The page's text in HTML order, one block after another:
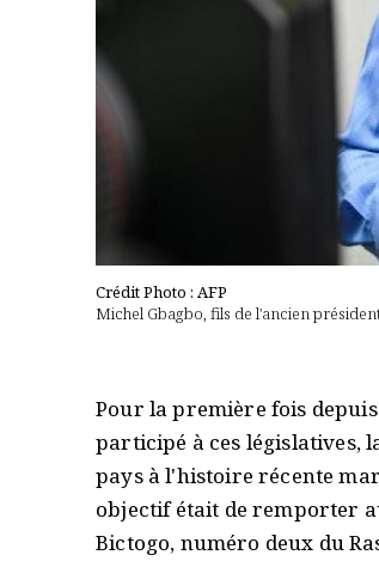
Crédit Photo : AFP
Michel Gbagbo, fils de l'ancien
Pour la première fois
participé à ces législatives,
pays à l'histoire récente
objectif était de remporter
Bictogo, numéro deux du